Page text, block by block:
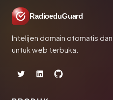
RadioeduGuard
Intelijen domain otomatis
untuk web terbuka.